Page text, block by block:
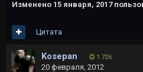
Изменено 15 января, 2017
Цитата
Kosepan 1 726
20 февраля, 2012